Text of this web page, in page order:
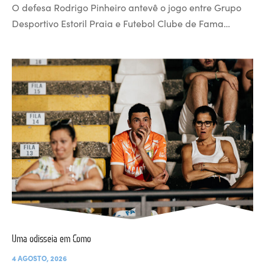
O defesa Rodrigo Pinheiro antevê o jogo entre Grupo
Desportivo Estoril Praia e Futebol Clube de Fama…
Uma odisseia em Como
4 AGOSTO, 2026